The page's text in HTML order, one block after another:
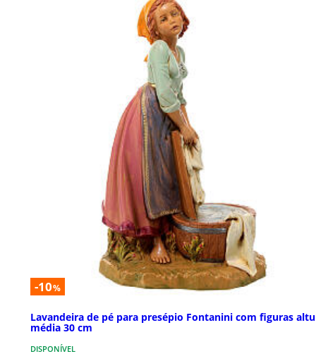
-10%
Lavandeira de pé para presépio Fontanini com figuras
média 30 cm
DISPONÍVEL